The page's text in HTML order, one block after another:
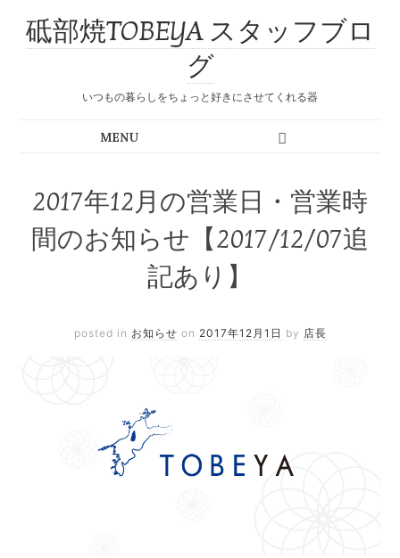
砥部焼TOBEYA スタッフブロ
グ
いつもの暮らしをちょっと好きにさせてくれる器
2017年12月の営業日・営業時
間のお知らせ【2017/12/07追
記あり】
posted in お知らせ on 2017年12月1日 by 店長